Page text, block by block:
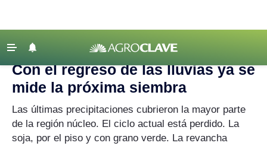
Agricultura
Lechería
Tecnología
‹ VOLVER
Agroclave Crónicas de Campaña | lluvias
Con el regreso de las lluvias ya se
mide la próxima siembra
Las últimas precipitaciones cubrieron la mayor parte
de la región núcleo. El ciclo actual está perdido. La
soja, por el piso y con grano verde. La revancha